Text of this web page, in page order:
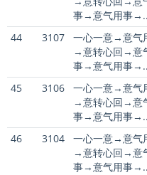
事→意气用事
44 3107
一心一意→意气
→意转心回→意
事→意气用事
45 3106
一心一意→意气
→意转心回→意
事→意气用事
46 3104
一心一意→意气
→意转心回→意
事→意气用事